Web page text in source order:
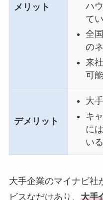
メリット
ハ
て
全
の
来
可
デメリット
大
キ
に
いる
大手企業のマイナビ社
ビスなだけあり、 大手